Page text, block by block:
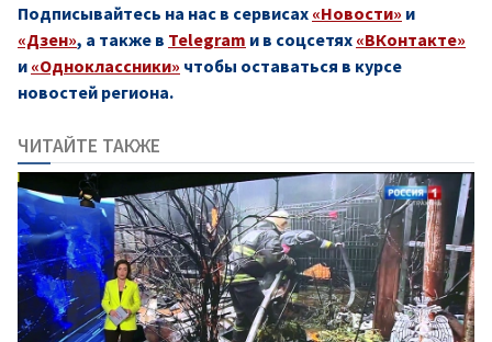
Подписывайтесь на нас в сервисах «Новости» и
«Дзен», а также в Telegram и в соцсетях «ВКонтакте»
и «Одноклассники» чтобы оставаться в курсе
новостей региона.
ЧИТАЙТЕ ТАКЖЕ